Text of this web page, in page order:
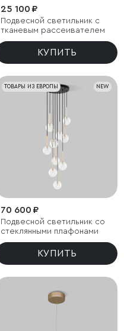
25 100 ₽
Подвесной светильник с
тканевым рассеивателем
КУПИТЬ
NEW
ТОВАРЫ ИЗ ЕВРОПЫ
70 600 ₽
Подвесной светильник со
стеклянными плафонами
КУПИТЬ